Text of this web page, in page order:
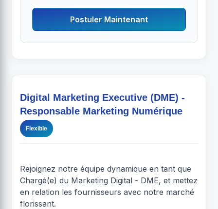
Postuler Maintenant
Digital Marketing Executive (DME) -
Responsable Marketing Numérique
Flexible
Rejoignez notre équipe dynamique en tant que
Chargé(e) du Marketing Digital - DME, et mettez
en relation les fournisseurs avec notre marché
florissant.